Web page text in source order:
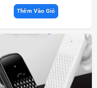
Thêm Vào Giỏ